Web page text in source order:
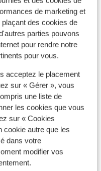
de marketing et
des cookies de
parties pouvons
pour rendre notre
pour vous.
acceptez le placement
sur « Gérer », vous
une liste de
les cookies que vous
sur « Cookies
cookie autre que les
dans votre
modifier vos
est possible de payer
aux îles Canaries.
5% à 10% de
en Europe, la tension